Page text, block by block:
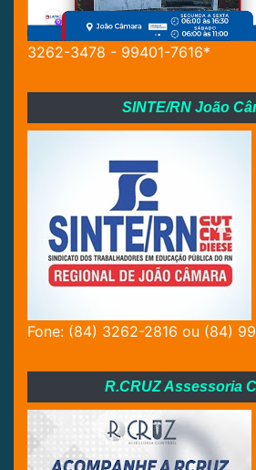
3262-3478 - 99401-7616*
SINTE/RN João
Fone: (84) 3262-2816 ou (84)
R.CRUZ Assessoria